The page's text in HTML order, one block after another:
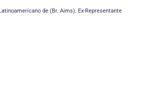
de (Br. Aims). Ex-Representante